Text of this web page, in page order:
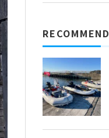
RECOMMEND